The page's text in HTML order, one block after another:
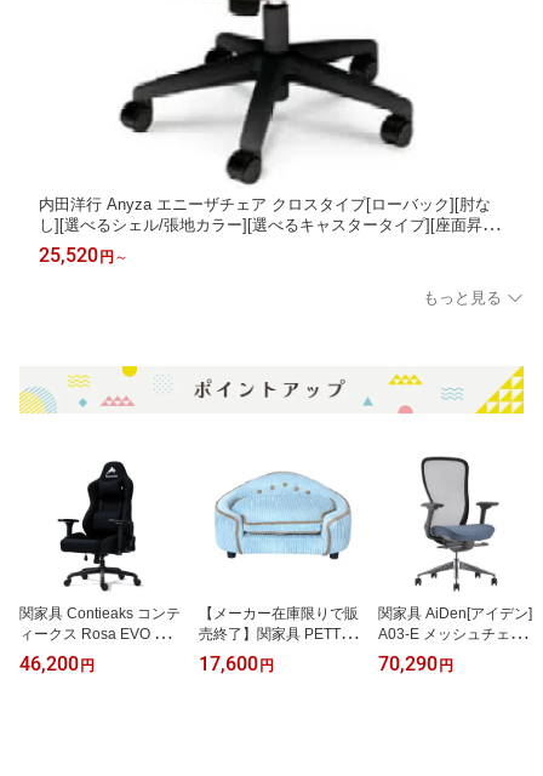
内田洋行 Anyza エニーザチェア クロスタイプ[ローバック][肘な
し][選べるシェル/張地カラー][選べるキャスタータイプ][座面昇降]
[リクライニング調節][簡単操作]オフィス,SOHO,自宅,福祉施設,病
院,公共施設,学校,学習塾向け
25,520 円 ～
もっと見る
関家具 Contieaks コンテ
ィークス Rosa EVO ロー
ザ エヴォ ゲーミングチ
ェア 1脚 ジャージーファ
46,200円
【メーカー在庫限りで販
売終了】関家具 PETTO
ペット用ソファ MARRO
N(マロン) 選べる張地カ
17,600円
関家具 AiDen[アイデン]
A03-E メッシュチェア グ
レーフレーム 4Dアーム
レスト(可動肘)付 シート
70,290円